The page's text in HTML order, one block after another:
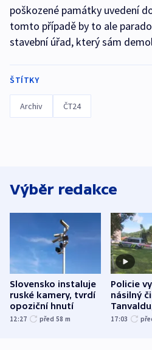
poškozené památky uvedení
tomto případě by to ale
stavební úřad, který sám
ŠTÍTKY
Archiv ČT24
Výběr redakce
Slovensko instaluje
ruské kamery, tvrdí
opoziční hnutí
12:27 před 58 m
Policie
násilný
zranění
17:03